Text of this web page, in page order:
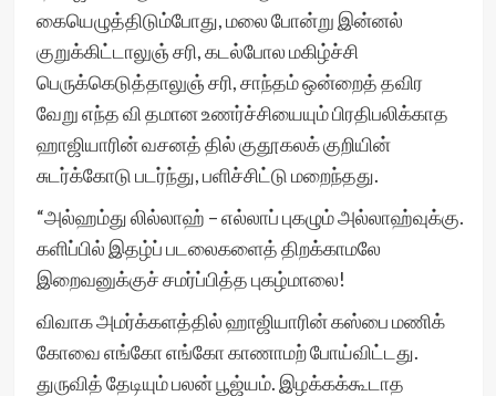
கையெழுத்திடும்போது, மலை போன்று இன்னல்
குறுக்கிட்டாலுஞ் சரி, கடல்போல மகிழ்ச்சி
பெருக்கெடுத்தாலுஞ் சரி, சாந்தம் ஒன்றைத் தவிர
வேறு எந்த வி தமான உணர்ச்சியையும் பிரதிபலிக்காத
ஹாஜியாரின் வசனத் தில் குதூகலக் குறியின்
சுடர்க்கோடு படர்ந்து, பளிச்சிட்டு மறைந்தது.
“அல்ஹம்து லில்லாஹ் – எல்லாப் புகழும் அல்லாஹ்வுக்கு.
களிப்பில் இதழ்ப் படலைகளைத் திறக்காமலே
இறைவனுக்குச் சமர்ப்பித்த புகழ்மாலை!
விவாக அமர்க்களத்தில் ஹாஜியாரின் கஸ்பை மணிக்
கோவை எங்கோ எங்கோ காணாமற் போய்விட்டது.
துருவித் தேடியும் பலன் பூஜ்யம். இழக்கக்கூடாத